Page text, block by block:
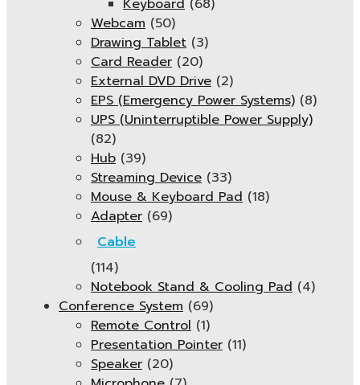
Keyboard (68)
Webcam (50)
Drawing Tablet (3)
Card Reader (20)
External DVD Drive (2)
EPS (Emergency Power Systems) (8)
UPS (Uninterruptible Power Supply)
(82)
Hub (39)
Streaming Device (33)
Mouse & Keyboard Pad (18)
Adapter (69)
Cable
(114)
Notebook Stand & Cooling Pad (4)
Conference System (69)
Remote Control (1)
Presentation Pointer (11)
Speaker (20)